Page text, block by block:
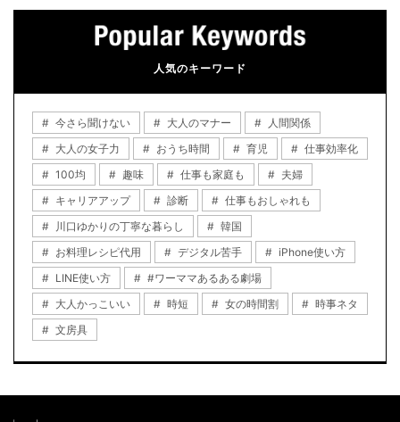
人気のキーワード
今さら聞けない 大人のマナー
人間関係
大人の女子力
おうち時間 育児
仕事効率化
100均
趣味 仕事も家庭も
夫婦
キャリアアップ
診断
仕事もおしゃれも
川口ゆかりの丁寧な暮らし
韓国
お料理レシピ代用
デジタル苦手
iPhone使い方
LINE使い方
#ワーママあるある劇場
大人かっこいい
時短 女の時間割
時事ネタ
文房具